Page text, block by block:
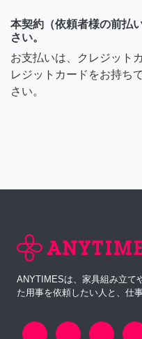
本契約（依頼者様の前払
さい。
お支払いは、クレジット
レジットカードをお持ち
さい。
ANYTIMESは、家具組み立て
た用事を依頼したい人と、仕